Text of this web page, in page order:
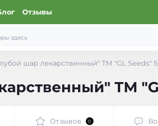
Отзывы
шар лекарственный" ТМ "GL Seeds" 5
ТМ
Отзывов 0